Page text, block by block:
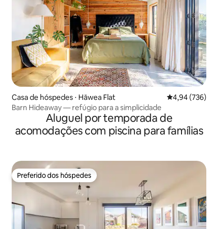
Casa de hóspedes ⋅ Hāwea Flat 4,94 de uma
4,94 (736)
Barn Hideaway — refúgio para a simplicidade
Aluguel por temporada de
acomodações com piscina para famílias
Preferido dos hóspedes
Preferido dos hóspedes